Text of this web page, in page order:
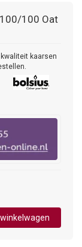
100 Oat
kaarsen